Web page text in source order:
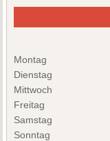
Montag
Dienstag
Mittwoch
Freitag
Samstag
Sonntag